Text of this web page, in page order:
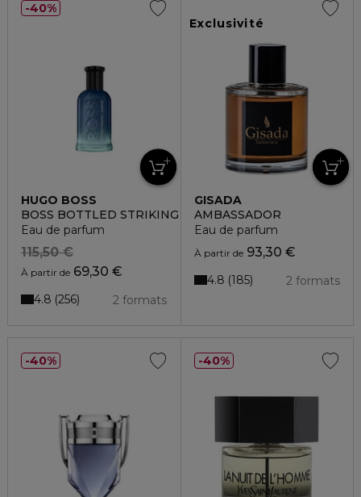
HUGO BOSS
BOSS BOTTLED STRIKING LAVENDER
Eau de parfum
À partir de 69,30 €
115,50 €
2 formats
4.8 256
40%
Exclusivité
GISADA
AMBASSADOR
Eau de parfum
À partir de93,30 €
2 formats
4.8 185
40% 40%